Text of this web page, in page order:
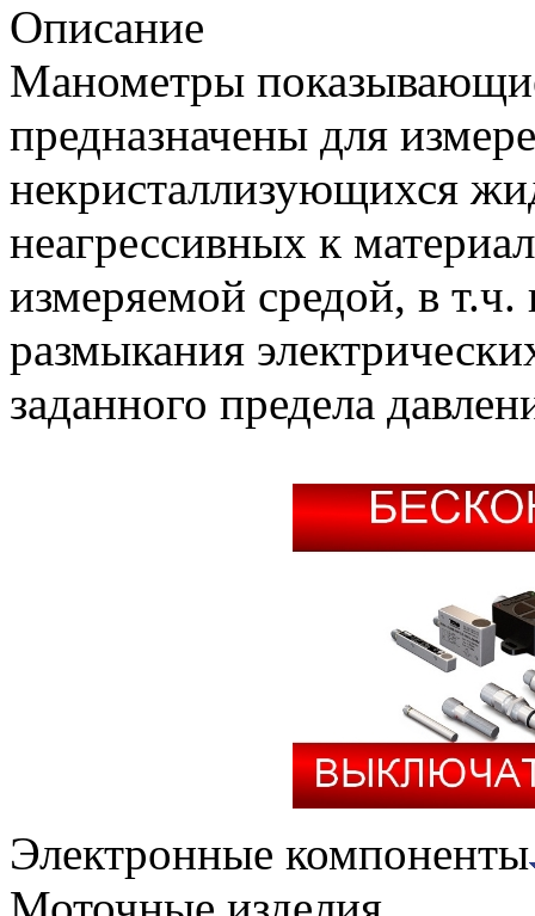
Описание
Манометры
предназначены для
некристаллизующихся
неагрессивных к
измеряемой средой, в
размыкания
заданного предела
Электронные компоненты